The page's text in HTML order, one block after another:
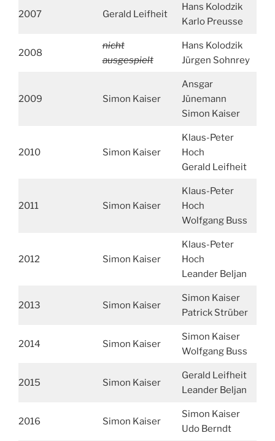
2007 Gerald Leifheit
Hans Kolodzik
Karlo Preusse
2008
nicht
ausgespielt
Hans Kolodzik
Jürgen Sohnrey
2009 Simon Kaiser
Ansgar
Jünemann
Simon Kaiser
2010 Simon Kaiser
Klaus-Peter
Hoch
Gerald Leifheit
2011 Simon Kaiser
Klaus-Peter
Hoch
Wolfgang Buss
2012 Simon Kaiser
Klaus-Peter
Hoch
Leander Beljan
2013 Simon Kaiser
Simon Kaiser
Patrick Strüber
2014 Simon Kaiser
Simon Kaiser
Wolfgang Buss
2015 Simon Kaiser
Gerald Leifheit
Leander Beljan
2016 Simon Kaiser
Simon Kaiser
Udo Berndt